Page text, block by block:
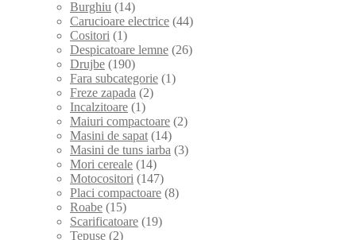
Burghiu (14)
Carucioare electrice (44)
Cositori (1)
Despicatoare lemne (26)
Drujbe (190)
Fara subcategorie (1)
Freze zapada (2)
Incalzitoare (1)
Maiuri compactoare (2)
Masini de sapat (14)
Masini de tuns iarba (3)
Mori cereale (14)
Motocositori (147)
Placi compactoare (8)
Roabe (15)
Scarificatoare (19)
Tepuse (2)